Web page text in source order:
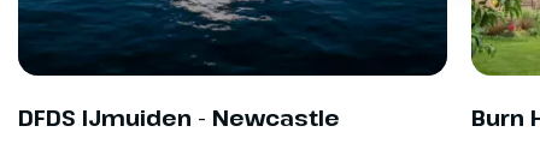
Optioneel
Excursie Castle
Excursie Castle Howard
DFDS IJmuiden - Newcastle
Burn